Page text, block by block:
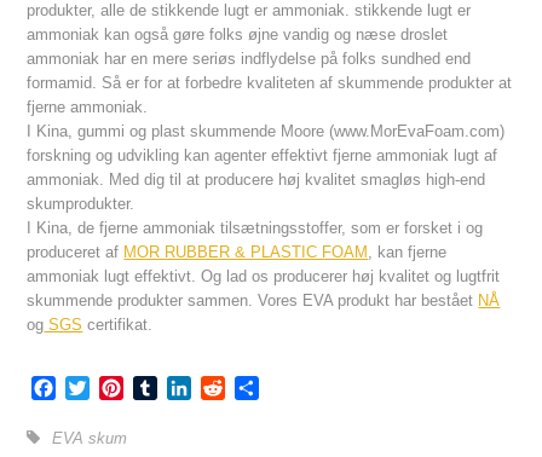
produkter, alle de stikkende lugt er ammoniak. stikkende lugt er
ammoniak kan også gøre folks øjne vandig og næse droslet
ammoniak har en mere seriøs indflydelse på folks sundhed end
formamid. Så er for at forbedre kvaliteten af skummende produkter at
fjerne ammoniak.
I Kina, gummi og plast skummende Moore (www.MorEvaFoam.com)
forskning og udvikling kan agenter effektivt fjerne ammoniak lugt af
ammoniak. Med dig til at producere høj kvalitet smagløs high-end
skumprodukter.
I Kina, de fjerne ammoniak tilsætningsstoffer, som er forsket i og
produceret af MOR RUBBER & PLASTIC FOAM , kan fjerne
ammoniak lugt effektivt. Og lad os producerer høj kvalitet og lugtfrit
skummende produkter sammen. Vores EVA produkt har bestået NÅ
og SGS certifikat.
Facebook
TwitterPinterestTumblrLinkedInReddit
EVA skum